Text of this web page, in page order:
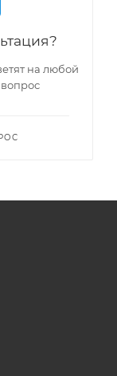
на любой